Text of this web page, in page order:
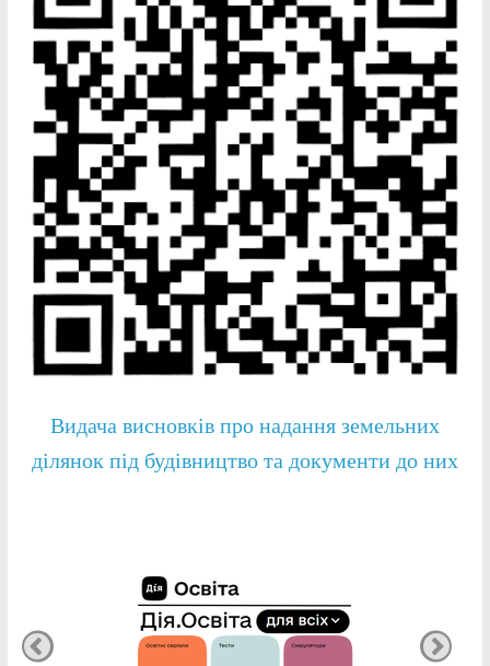
Видача висновків про надання земельних
ділянок під будівництво та документи до них